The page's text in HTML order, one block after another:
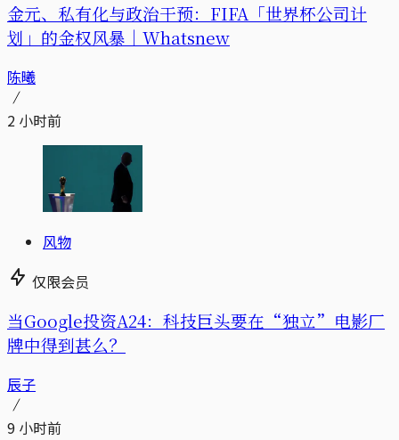
金元、私有化与政治干预：FIFA「世界杯公司计
划」的金权风暴｜Whatsnew
陈曦
2 小时前
风物
仅限会员
当Google投资A24：科技巨头要在“独立”电影厂
牌中得到甚么？
辰子
9 小时前